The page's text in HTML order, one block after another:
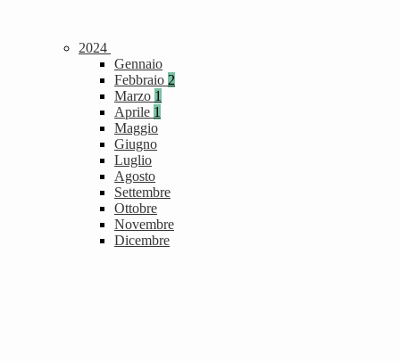
2024
Gennaio
Febbraio 2
Marzo 1
Aprile 1
Maggio
Giugno
Luglio
Agosto
Settembre
Ottobre
Novembre
Dicembre